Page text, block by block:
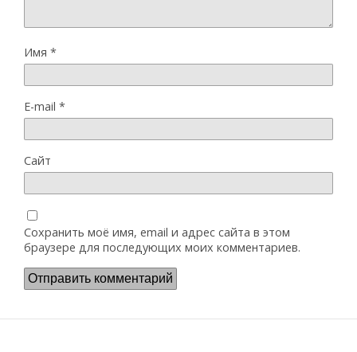
Имя *
E-mail *
Сайт
Сохранить моё имя, email и адрес сайта в этом
браузере для последующих моих комментариев.